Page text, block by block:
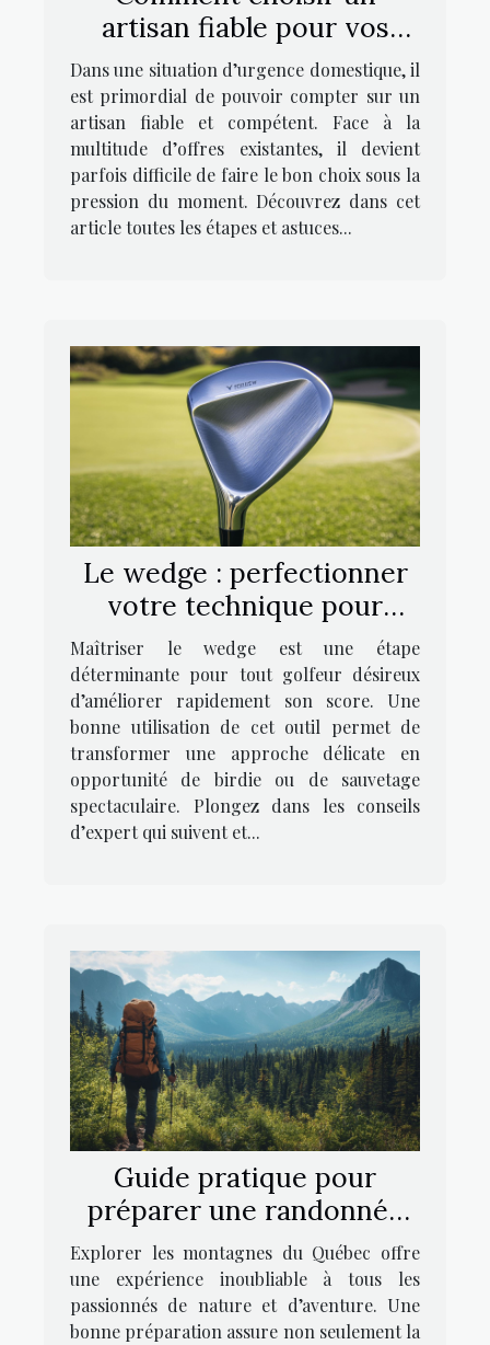
artisan fiable pour vos
urgences domestiques ?
Dans une situation d’urgence domestique, il
est primordial de pouvoir compter sur un
artisan fiable et compétent. Face à la
multitude d’offres existantes, il devient
parfois difficile de faire le bon choix sous la
pression du moment. Découvrez dans cet
article toutes les étapes et astuces...
Le wedge : perfectionner
votre technique pour
mieux scorer
Maîtriser le wedge est une étape
déterminante pour tout golfeur désireux
d’améliorer rapidement son score. Une
bonne utilisation de cet outil permet de
transformer une approche délicate en
opportunité de birdie ou de sauvetage
spectaculaire. Plongez dans les conseils
d’expert qui suivent et...
Guide pratique pour
préparer une randonnée
réussie dans les
montagnes du Québec
Explorer les montagnes du Québec offre
une expérience inoubliable à tous les
passionnés de nature et d’aventure. Une
bonne préparation assure non seulement la